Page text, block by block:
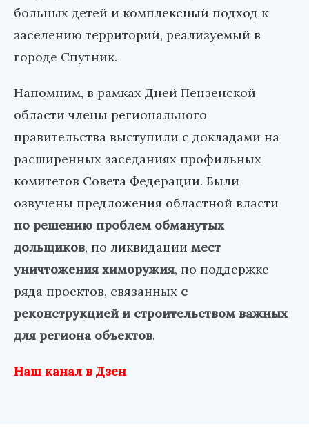
больных детей и комплексный подход к
заселению территорий, реализуемый в
городе Спутник.
Напомним, в рамках Дней Пензенской
области члены регионального
правительства выступили с докладами на
расширенных заседаниях профильных
комитетов Совета Федерации. Были
озвучены предложения областной власти
по решению проблем обманутых
дольщиков, по ликвидации мест
уничтожения химоружия, по поддержке
ряда проектов, связанных с
реконструкцией и строительством важных
для региона объектов.
Наш канал в Дзен